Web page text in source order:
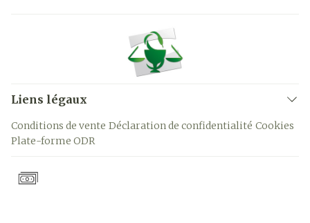
Liens légaux
Conditions de vente Déclaration de confidentialité Cookies
Plate-forme ODR